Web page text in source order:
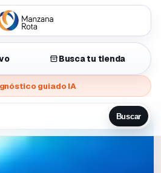
Busca tu tienda
guiado IA
Buscar